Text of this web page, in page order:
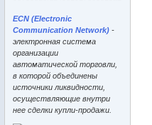
ECN (Electronic
Communication Network) -
электронная система
организации
автоматической торговли,
в которой объединены
источники ликвидности,
осуществляющие внутри
нее сделки купли-продажи.